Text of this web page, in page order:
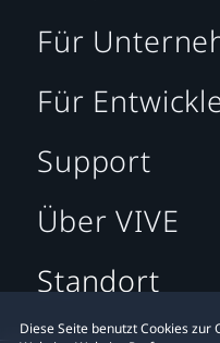
Diese Seite benutzt Cookies
Für
Für
Support
Über VIVE
Standort